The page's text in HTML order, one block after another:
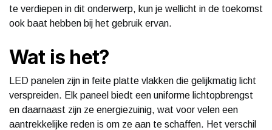
te verdiepen in dit onderwerp, kun je wellicht in de toekomst
ook baat hebben bij het gebruik ervan.
Wat is het?
LED panelen zijn in feite platte vlakken die gelijkmatig licht
verspreiden. Elk paneel biedt een uniforme lichtopbrengst
en daarnaast zijn ze energiezuinig, wat voor velen een
aantrekkelijke reden is om ze aan te schaffen. Het verschil